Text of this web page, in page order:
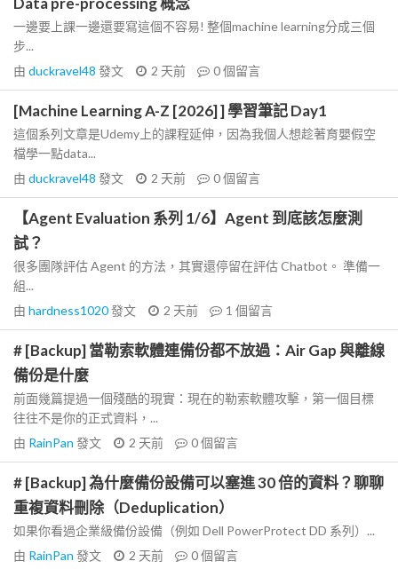
一邊要上課一邊還要寫這個不容易! 整個machine learning分成三個
步...
由 duckravel48 發文 2 天前 0個留言
[Machine Learning A-Z [2026] ] 學習筆記 Day1
這個系列文章是Udemy上的課程延伸，因為我個人想趁著育嬰假空
檔學一點data...
由 duckravel48 發文 2 天前 0個留言
【Agent Evaluation 系列 1/6】Agent 到底該怎麼測
試？
很多團隊評估 Agent 的方法，其實還停留在評估 Chatbot。 準備一
組...
由 hardness1020發文 2 天前 1 個留言
# [Backup] 當勒索軟體連備份都不放過：Air Gap 與離線
備份是什麼
前面幾篇提過一個殘酷的現實：現在的勒索軟體攻擊，第一個目標
往往不是你的正式資料，...
由 RainPan 發文 2 天前 0個留言
# [Backup] 為什麼備份設備可以塞進 30 倍的資料？聊聊
重複資料刪除（Deduplication）
如果你看過企業級備份設備（例如 Dell PowerProtect DD 系列）...
由 RainPan 發文 2 天前 0個留言